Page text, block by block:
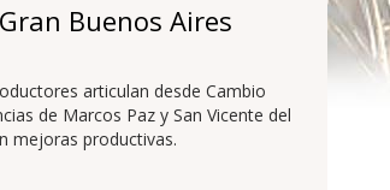
Buenos Aires
articulan desde Cambio
de Marcos Paz y San Vicente del
mejoras productivas.